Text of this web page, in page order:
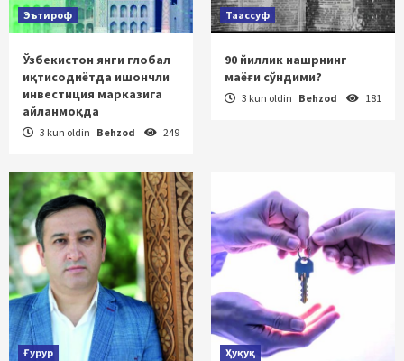
Эътироф
Ўзбекистон янги глобал
иқтисодиётда ишончли
инвестиция марказига
айланмоқда
3 kun oldin Behzod 249
Таассуф
90 йиллик нашрнинг
маёғи сўндими?
3 kun oldin Behzod 181
Ғурур Ҳуқуқ